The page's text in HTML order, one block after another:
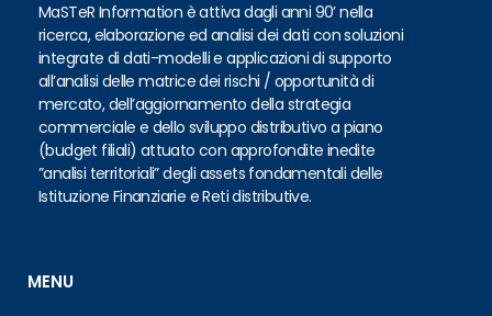
MaSTeR Information è attiva dagli anni 90’ nella
ricerca, elaborazione ed analisi dei dati con soluzioni
integrate di dati-modelli e applicazioni di supporto
all’analisi delle matrice dei rischi / opportunità di
mercato, dell’aggiornamento della strategia
commerciale e dello sviluppo distributivo a piano
(budget filiali) attuato con approfondite inedite
”analisi territoriali” degli assets fondamentali delle
Istituzione Finanziarie e Reti distributive.
MENU